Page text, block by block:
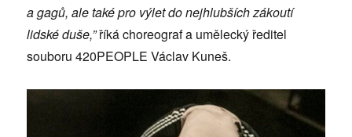
a gagů, ale také pro výlet do nejhlubších zákoutí
lidské duše,”říká choreograf a umělecký ředitel
souboru 420PEOPLE Václav Kuneš.